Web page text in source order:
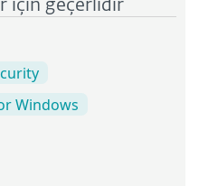
için geçerlidir
Windows